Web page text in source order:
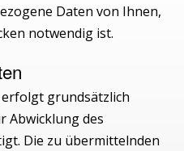
Daten von Ihnen,
notwendig ist.
grundsätzlich
Abwicklung des
Die zu übermittelnden